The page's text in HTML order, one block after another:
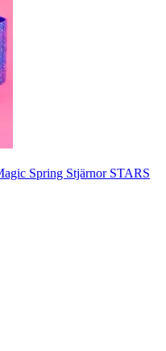
Spring Stjärnor STARS